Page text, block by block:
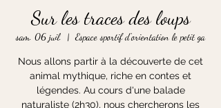
Sur les traces des loups
sam. 06 juil.
  |
Espace sportif d'orientation le petit ga
Nous allons partir à la découverte de cet
animal mythique, riche en contes et
légendes. Au cours d'une balade
naturaliste (2h30), nous chercherons les